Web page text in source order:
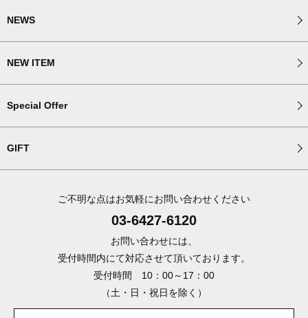
NEWS
NEW ITEM
Special Offer
GIFT
ご不明な点はお気軽にお問い合わせください
03-6427-6120
お問い合わせには、
受付時間内にて対応させて頂いております。
受付時間 10：00～17：00
（土・日・祝日を除く）